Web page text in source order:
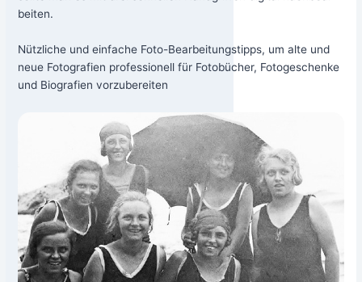
bei­ten.
Nütz­li­che und ein­fa­che Foto-Bear­bei­tungs­tipps, um alte und
neue Foto­gra­fien pro­fes­sio­nell für Foto­bü­cher, Foto­ge­schen­ke
und Bio­gra­fien vorzubereiten